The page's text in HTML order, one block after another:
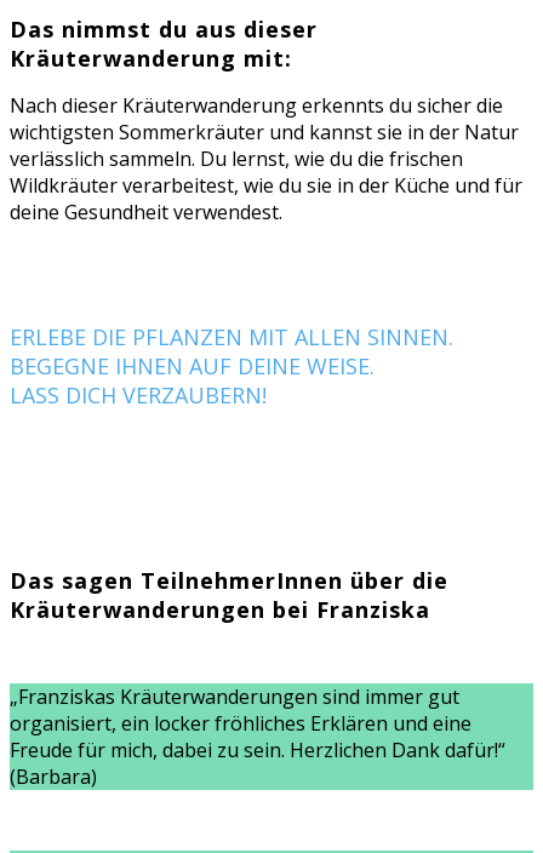
Das nimmst du aus dieser
Kräuterwanderung mit:
Nach dieser Kräuterwanderung erkennts du sicher die
wichtigsten Sommerkräuter und kannst sie in der Natur
verlässlich sammeln. Du lernst, wie du die frischen
Wildkräuter verarbeitest, wie du sie in der Küche und für
deine Gesundheit verwendest.
ERLEBE DIE PFLANZEN MIT ALLEN SINNEN.
BEGEGNE IHNEN AUF DEINE WEISE.
LASS DICH VERZAUBERN!
Das sagen TeilnehmerInnen über die
Kräuterwanderungen bei Franziska
„Franziskas Kräuterwanderungen sind immer gut
organisiert, ein locker fröhliches Erklären und eine
Freude für mich, dabei zu sein. Herzlichen Dank dafür!“
(Barbara)